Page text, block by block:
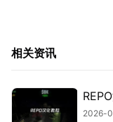
相关资讯
2026-